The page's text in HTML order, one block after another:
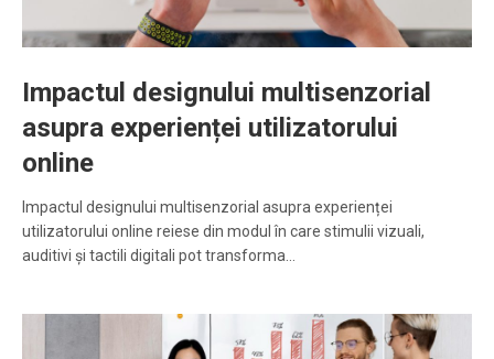
Impactul designului multisenzorial
asupra experienței utilizatorului
online
Impactul designului multisenzorial asupra experienței
utilizatorului online reiese din modul în care stimulii vizuali,
auditivi și tactili digitali pot transforma…